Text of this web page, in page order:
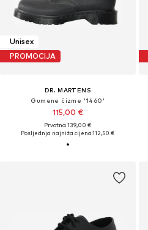
Unisex
PROMOCIJA
DR. MARTENS
Gumene čizme '1460'
115,00 €
Prvotno: 139,00 €
Posljednja najniža cijena:112,50 €